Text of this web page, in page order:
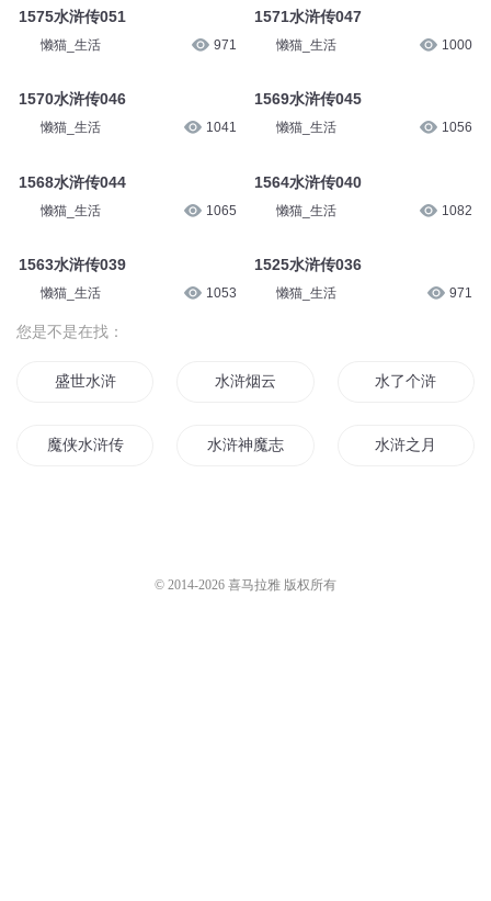
1575水浒传051
懒猫_生活 971
1570水浒传046
懒猫_生活 1041
1568水浒传044
懒猫_生活 1065
1563水浒传039
懒猫_生活 1053
1571水浒传047
懒猫_生活 1000
1569水浒传045
懒猫_生活 1056
1564水浒传040
懒猫_生活 1082
1525水浒传036
懒猫_生活 971
您是不是在找：
盛世水浒 水浒烟云 水了个浒
魔侠水浒传 水浒神魔志 水浒之月
© 2014-2026 喜马拉雅 版权所有